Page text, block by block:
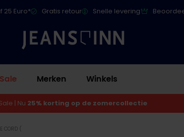
25 Euro* Gratis retour Snelle levering
Sale Merken Winkels
| Nu 25% korting op de zomercollectie
CORD (